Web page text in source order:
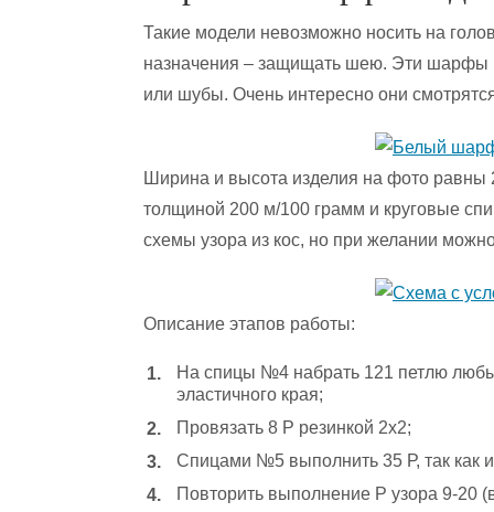
Такие модели невозможно носить на
назначения – защищать шею. Эти шарфы
или шубы. Очень интересно они
Ширина и высота изделия на фото равны
толщиной 200 м/100 грамм и круговые
схемы узора из кос, но при желании
Описание этапов работы:
На спицы №4 набрать 121 петлю
эластичного края;
Провязать 8 Р резинкой 2х2;
Спицами №5 выполнить 35 Р, так как
Повторить выполнение Р узора 9-20